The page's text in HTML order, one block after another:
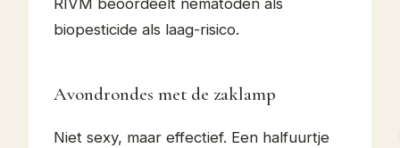
RIVM beoordeelt nematoden als
biopesticide als laag-risico.
Avondrondes met de zaklamp
Niet sexy, maar effectief. Een halfuurtje